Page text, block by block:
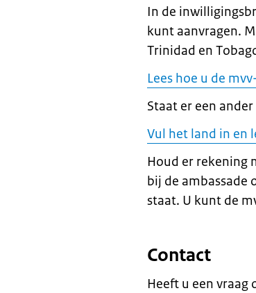
In de
kunt aanvragen.
Trinidad en
Lees hoe u de
Staat er een
Vul het land in en
Houd er rekening
bij de ambassade
staat. U kunt de
Contact
Heeft u een vraag